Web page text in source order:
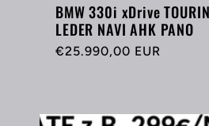
BMW 330i xDrive
LEDER NAVI AHK PANO
Normaler
€25.990,00 EUR